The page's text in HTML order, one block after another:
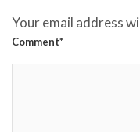
Your email address
Comment*